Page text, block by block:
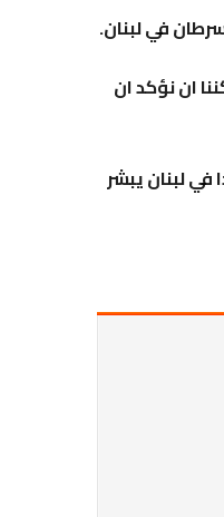
في لبنان.
ان نؤكد ان
في لبنان يبشر